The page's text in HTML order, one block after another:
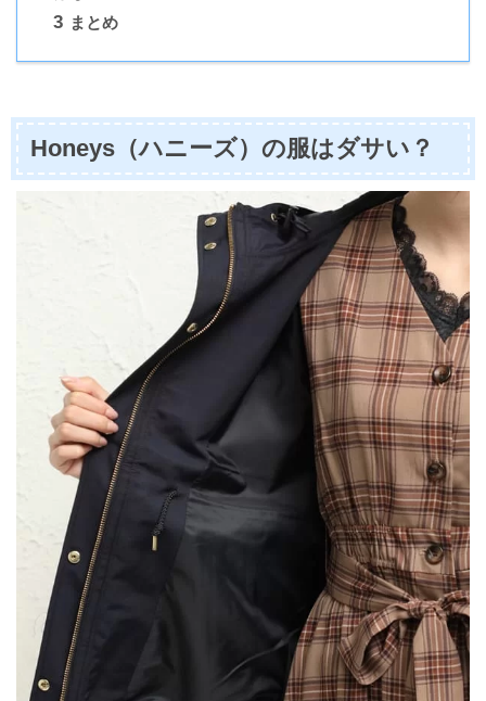
3 まとめ
Honeys（ハニーズ）の服はダサい？